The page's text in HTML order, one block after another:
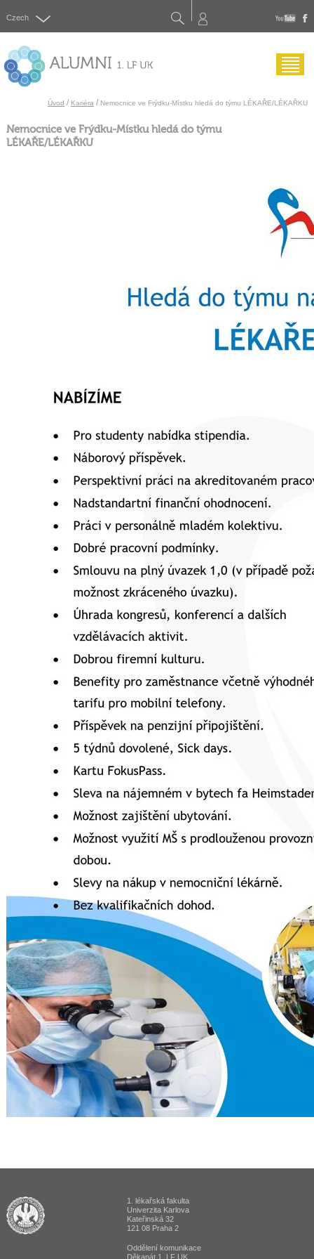
Czech Search
Úvod / Kariéra / Nemocnice ve Frýdku-Místku hledá do týmu LÉKAŘE/LÉKAŘKU
Nemocnice ve Frýdku-Místku hledá do týmu
LÉKAŘE/LÉKAŘKU
ALUMNI 1. lékařská fakulta Univerzita Karlova v Praze
1. lékařská fakulta
Univerzita Karlova
Kateřinská 32
121 08 Praha 2
Oddělení komunikace
Děkanát 1. LF UK